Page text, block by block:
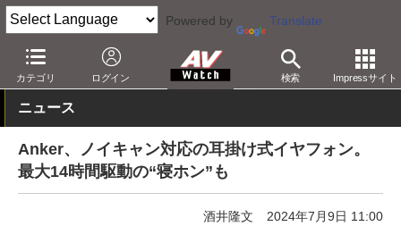
Powered by Translate
カテゴリ ログイン 検索 Impressサイト
AV Watch 製品 ヘッドフォン Anker
ニュース
Anker、ノイキャン対応の耳掛け式イヤフォン。
最大14時間駆動の“寝ホン”も
酒井隆文 2024年7月9日 11:00